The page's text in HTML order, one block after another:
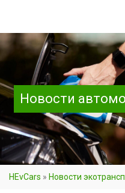
Новости
HEvCars » Новости